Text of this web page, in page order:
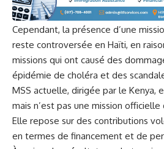
Cependant, la présence d’une
reste controversée en Haïti, en
missions qui ont causé des
épidémie de choléra et des
MSS actuelle, dirigée par le Kenya,
mais n’est pas une mission
Elle repose sur des contributions
en termes de financement et de